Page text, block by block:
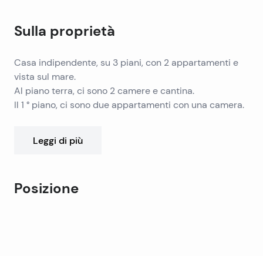
Sulla proprietà
Casa indipendente, su 3 piani, con 2 appartamenti e
vista sul mare.
Al piano terra, ci sono 2 camere e cantina.
Il 1 ° piano, ci sono due appartamenti con una camera.
House si trova in una piccola città affascinante, sul
Leggi di più
Posizione